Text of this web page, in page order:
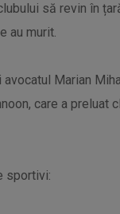
să revin în
au murit.
avocatul Marian
care a
sportivi: